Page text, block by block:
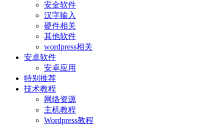
安全软件
汉字输入
硬件相关
其他软件
wordpress相关
安卓软件
安卓应用
特别推荐
技术教程
网络资源
主机教程
Wordpress教程